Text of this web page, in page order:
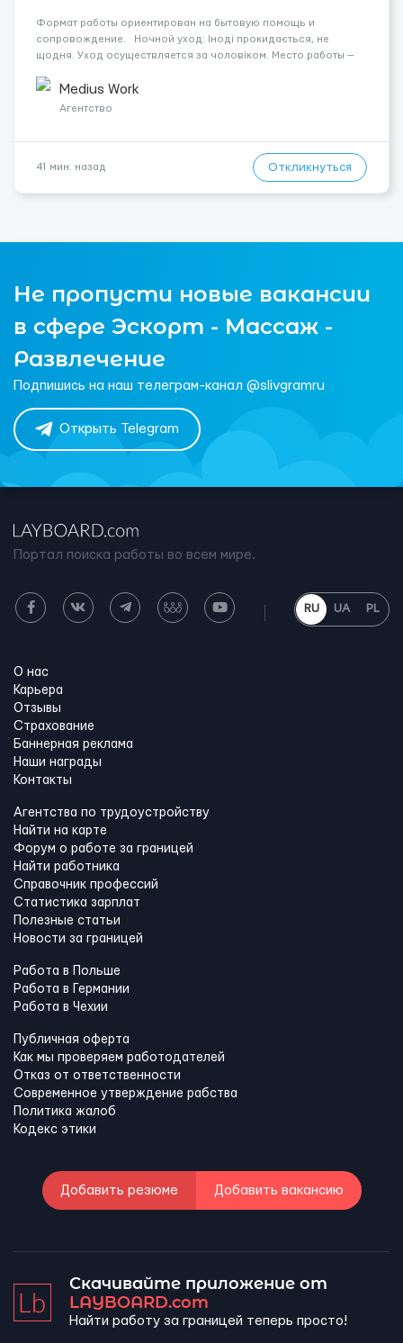
Формат работы ориентирован на бытовую помощь и
сопровождение. Ночной уход: Іноді прокидається, не
щодня. Уход осуществляется за чоловіком. Место работы —
розумі. Оплата составляет 1600 €. Мобильность пациента:
Мобіл...
Medius Work
Агентство
41 мин. назад Откликнуться
Не пропусти новые вакансии
в сфере Эскорт - Массаж -
Развлечение
Подпишись на наш телеграм-канал @slivgramru
Открыть Telegram
Портал поиска работы во всем мире.
RU UA PL
О нас
Карьера
Отзывы
Страхование
Баннерная реклама
Наши награды
Контакты
Агентства по трудоустройству
Найти на карте
Форум о работе за границей
Найти работника
Справочник профессий
Статистика зарплат
Полезные статьи
Новости за границей
Работа в Польше
Работа в Германии
Работа в Чехии
Публичная оферта
Как мы проверяем работодателей
Отказ от ответственности
Современное утверждение рабства
Политика жалоб
Кодекс этики
Добавить резюме Добавить вакансию
Скачивайте приложение от
LAYBOARD.com
Найти работу за границей теперь просто!